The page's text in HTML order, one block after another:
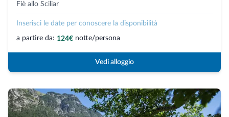
Fiè allo Sciliar
Inserisci le date per conoscere la disponibilità
a partire da: 124€ notte/persona
Vedi alloggio